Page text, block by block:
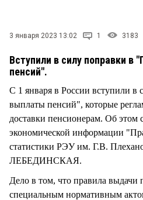
3 января 2023 13:02 1 3183
Вступили в силу поправки в
пенсий".
С 1 января в России вступили в
выплаты пенсий", которые
доставки пенсионерам. Об этом
экономической информации
статистики РЭУ им. Г.В.
ЛЕБЕДИНСКАЯ.
Дело в том, что правила выдачи
специальным нормативным